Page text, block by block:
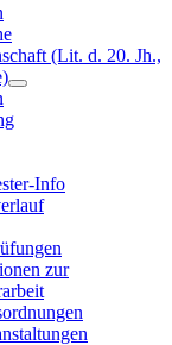
(Lit. d. 20. Jh.,
Info
zur